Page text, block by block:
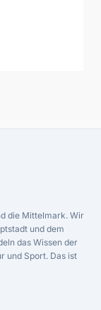
die Mittelmark. Wir
und dem
das Wissen der
und Sport. Das ist